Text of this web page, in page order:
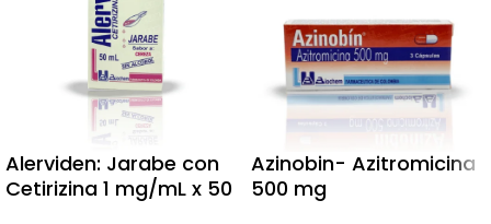
Alerviden: Jarabe con
Cetirizina 1 mg/mL x 50
Azinobin- Azitromicina
500 mg